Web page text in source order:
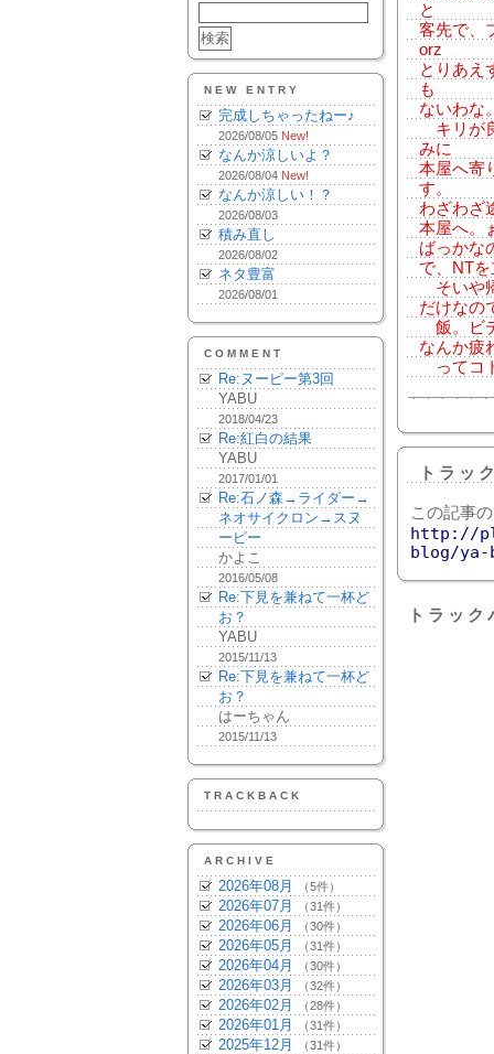
NEW ENTRY
完成しちゃったねー♪
2026/08/05 New!
なんか涼しいよ？
2026/08/04 New!
なんか涼しい！？
2026/08/03
積み直し
2026/08/02
ネタ豊富
2026/08/01
COMMENT
Re:ヌーピー第3回
YABU
2018/04/23
Re:紅白の結果
YABU
2017/01/01
Re:石ノ森→ライダー→
ネオサイクロン→スヌ
ーピー
かよこ
2016/05/08
Re:下見を兼ねて一杯ど
お？
YABU
2015/11/13
Re:下見を兼ねて一杯ど
お？
はーちゃん
2015/11/13
TRACKBACK
ARCHIVE
2026年08月 （5件）
2026年07月 （31件）
2026年06月 （30件）
2026年05月 （31件）
2026年04月 （30件）
2026年03月 （32件）
2026年02月 （28件）
2026年01月 （31件）
2025年12月 （31件）
と
客先で、
orz
とりあえ
も
ないわな
キリが
みに
本屋へ寄
す。
わざわざ
本屋へ。
ばっかな
で、NT
そいや
だけなの
飯。ビ
なんか疲
ってコ
トラッ
この記事
http://
blog/ya-
トラッ